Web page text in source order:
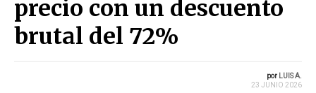
precio con un descuento
brutal del 72%
por LUIS A.
23 JUNIO 2026